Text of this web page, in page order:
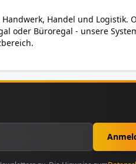
Handel und Logistik.
oder Büroregal - unsere